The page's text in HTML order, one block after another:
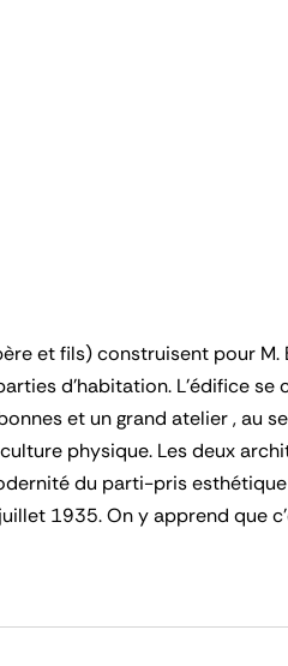
et fils) construisent pour
d'habitation. L'édifice se
et un grand atelier , au
physique. Les deux
du parti-pris
1935. On y apprend que